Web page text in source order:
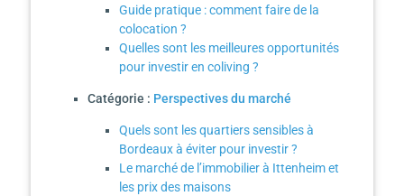
Guide pratique : comment faire de la
colocation ?
Quelles sont les meilleures opportunités
pour investir en coliving ?
Catégorie : Perspectives du marché
Quels sont les quartiers sensibles à
Bordeaux à éviter pour investir ?
Le marché de l’immobilier à Ittenheim et
les prix des maisons